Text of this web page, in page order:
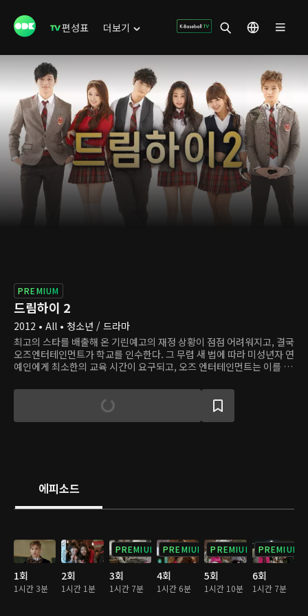
편성표 더보기
PREMIUM
드림하이 2
2012 • All • 청소년 / 드라마
최고의 스타를 배출해 온 기린예고의 재정 상황이 점점 어려워지고, 결국
오즈엔터테인먼트가 학교를 인수한다. 그 무렵 새 법에 따라 미성년자 연
예인에게 최소한의 교육 시간이 요구되고, 오즈 엔터테인먼트는 이를 지
능을 갈고닦았지만 아직 발휘할 기회를 잡지 못한 학생들과 이미 스타가
된 학생들이 기린예고에서 함께 지내게 되고, 곧 이들 사이엔 미묘한 경
에피소드
1회
1시간 3분
2회
1시간 1분
PREMIUM
3회
1시간 7분
PREMIUM
4회
1시간 6분
PREMIUM
5회
1시간 10분
PREMIUM
6회
1시간 7분